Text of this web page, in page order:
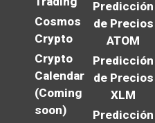
Cosmos
Crypto
Crypto
Calendar
(Coming
soon)
Predicción
de Precios
ATOM
Predicción
de Precios
XLM
Predicción